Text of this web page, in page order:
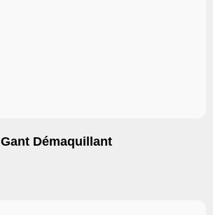
Gant Démaquillant